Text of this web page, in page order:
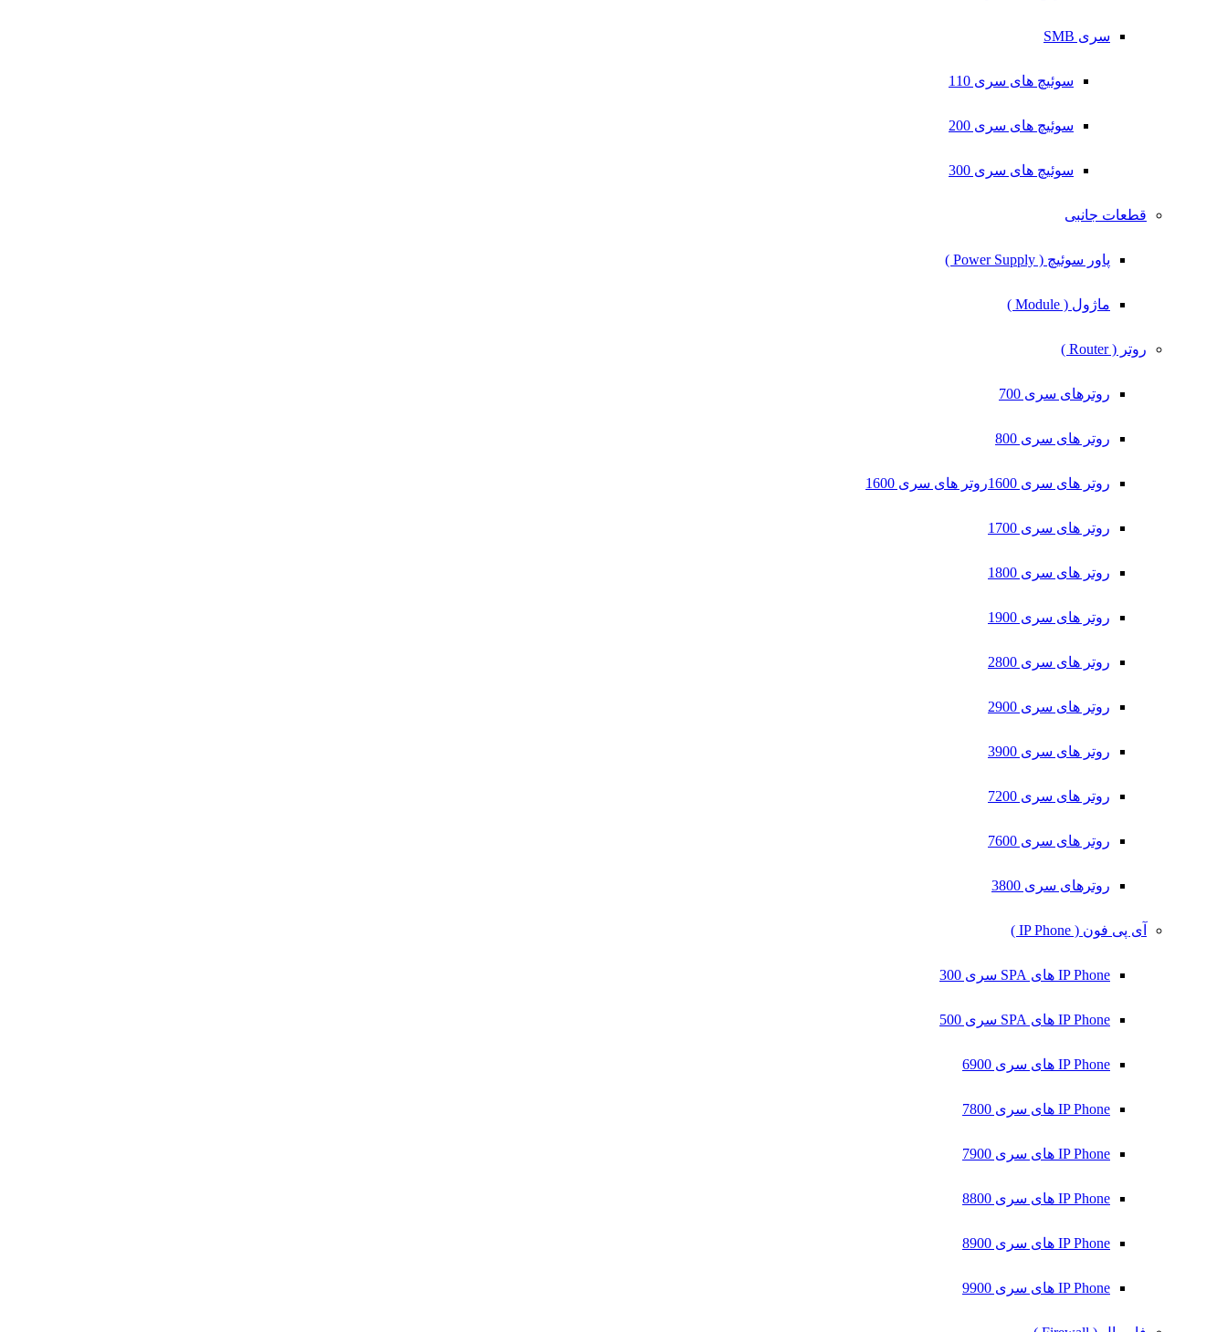
سری SMB
سوئیچ های سری 110
سوئیچ های سری 200
سوئیچ های سری 300
قطعات جانبی
پاور سوئیچ ( Power Supply )
ماژول ( Module )
روتر ( Router )
روترهای سری 700
روتر های سری 800
روتر های سری 1600 روتر های سری 1600
روتر های سری 1700
روتر های سری 1800
روتر های سری 1900
روتر های سری 2800
روتر های سری 2900
روتر های سری 3900
روتر های سری 7200
روتر های سری 7600
روترهای سری 3800
آی پی فون ( IP Phone )
IP Phone های SPA سری 300
IP Phone های SPA سری 500
IP Phone های سری 6900
IP Phone های سری 7800
IP Phone های سری 7900
IP Phone های سری 8800
IP Phone های سری 8900
IP Phone های سری 9900